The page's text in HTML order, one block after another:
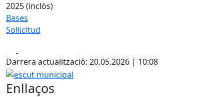
2025 (inclòs)
Bases
Sol·licitud
Darrera actualització: 20.05.2026 | 10:08
escut municipal
Enllaços